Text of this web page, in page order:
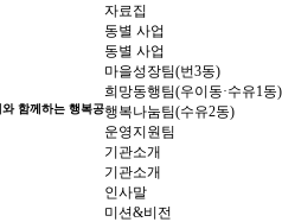
자료집
동별 사업
동별 사업
마을성장팀(번3동)
희망동행팀(우이동·수유1동)
행복나눔팀(수유2동)
운영지원팀
기관소개
기관소개
인사말
미션&비전
함께하는 행복공